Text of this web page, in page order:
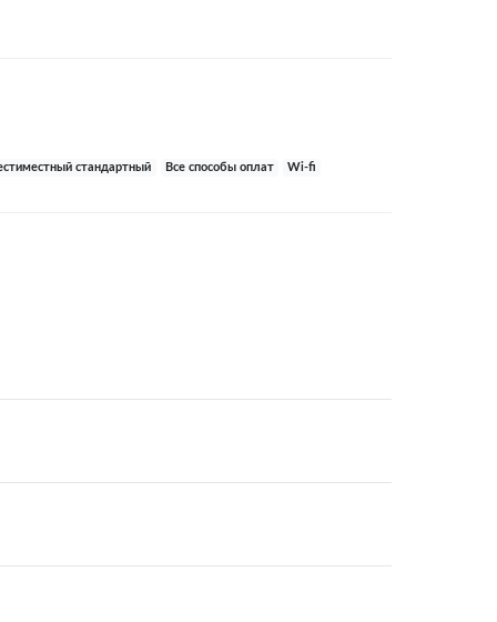
стандартный Все способы оплат Wi-fi